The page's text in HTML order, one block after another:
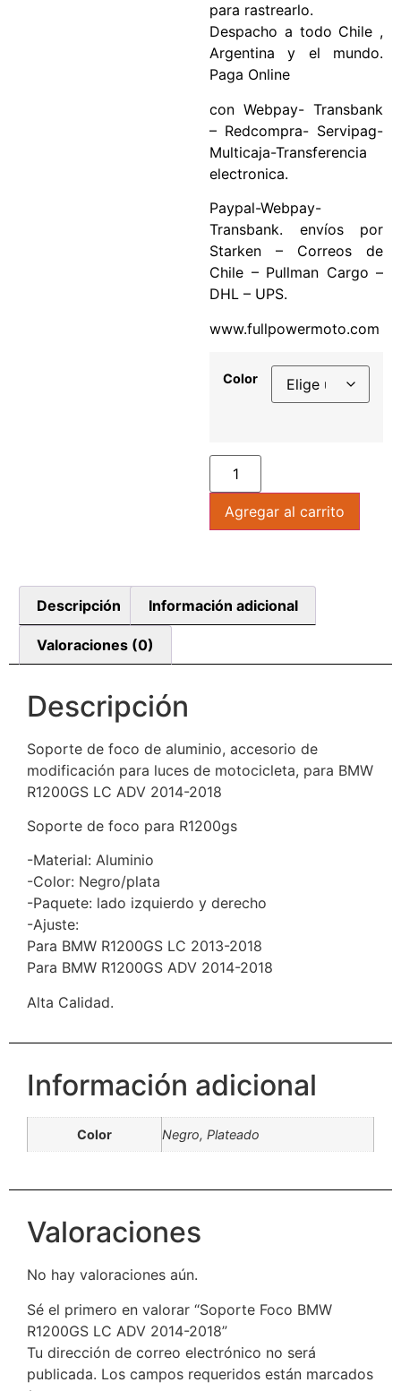
para rastrearlo.
Despacho a todo Chile ,
Argentina y el mundo.
Paga Online
con Webpay- Transbank
– Redcompra- Servipag-
Multicaja-Transferencia
electronica.
Paypal-Webpay-
Transbank. envíos por
Starken – Correos de
Chile – Pullman Cargo –
DHL – UPS.
www.fullpowermoto.com
Color
Agregar al carrito
Descripción Información adicional
Valoraciones (0)
Descripción
Soporte de foco de aluminio, accesorio de
modificación para luces de motocicleta, para BMW
R1200GS LC ADV 2014-2018
Soporte de foco para R1200gs
-Material: Aluminio
-Color: Negro/plata
-Paquete: lado izquierdo y derecho
-Ajuste:
Para BMW R1200GS LC 2013-2018
Para BMW R1200GS ADV 2014-2018
Alta Calidad.
Información adicional
Color Negro, Plateado
Valoraciones
No hay valoraciones aún.
Sé el primero en valorar “Soporte Foco BMW
R1200GS LC ADV 2014-2018”
Tu dirección de correo electrónico no será
publicada. Los campos requeridos están marcados